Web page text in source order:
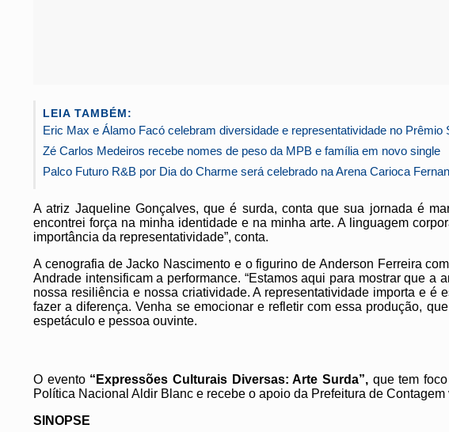
LEIA TAMBÉM:
Eric Max e Álamo Facó celebram diversidade e representatividade no Prêmio
Zé Carlos Medeiros recebe nomes de peso da MPB e família em novo single
Palco Futuro R&B por Dia do Charme será celebrado na Arena Carioca
A atriz Jaqueline Gonçalves, que é surda, conta que sua jornada é
encontrei força na minha identidade e na minha arte. A linguagem
importância da representatividade”, conta.
A cenografia de Jacko Nascimento e o figurino de Anderson Ferreira
Andrade intensificam a performance. “Estamos aqui para mostrar que
nossa resiliência e nossa criatividade. A representatividade importa e
fazer a diferença. Venha se emocionar e refletir com essa produção,
espetáculo e pessoa ouvinte.
O evento “Expressões Culturais Diversas: Arte Surda”, que tem
Política Nacional Aldir Blanc e recebe o apoio da Prefeitura de
SINOPSE